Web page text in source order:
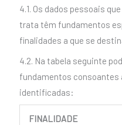
4.1. Os dados pessoais
trata têm fundamentos
finalidades a que se
4.2. Na tabela seguinte
fundamentos consoantes
identificadas:
FINALIDADE